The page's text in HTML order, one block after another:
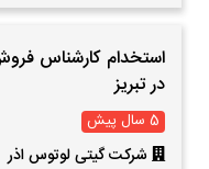
استخدام کارشناس
در تبریز
5 سال پیش
شرکت گیتی لوتوس اذر